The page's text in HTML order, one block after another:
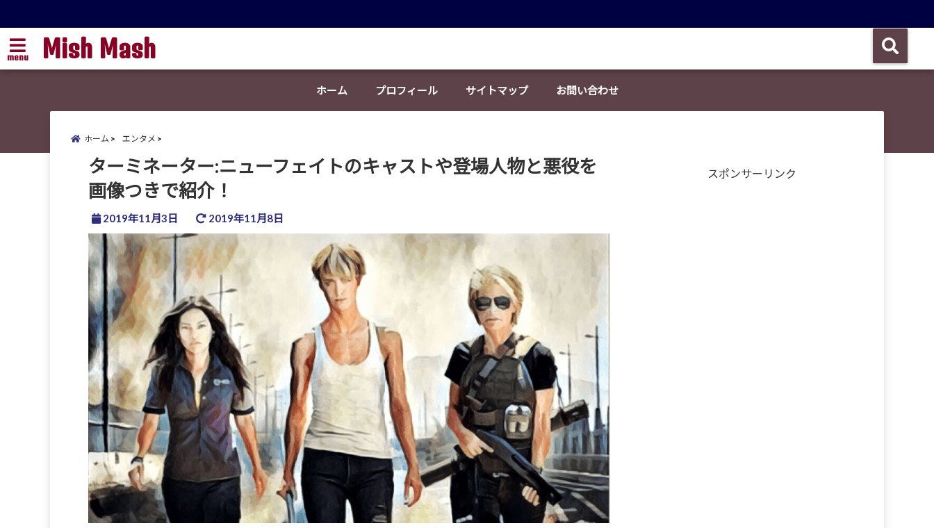
menu Mish Mash
ホーム プロフィール サイトマップ お問い合わせ
ホーム エンタメ
ターミネーター:ニューフェイトのキャストや登場人物と悪役を
画像つきで紹介！
2019年11月3日 2019年11月8日
スポンサーリンク